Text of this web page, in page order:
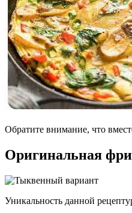
Обратите внимание, что
Оригинальная
Уникальность данной